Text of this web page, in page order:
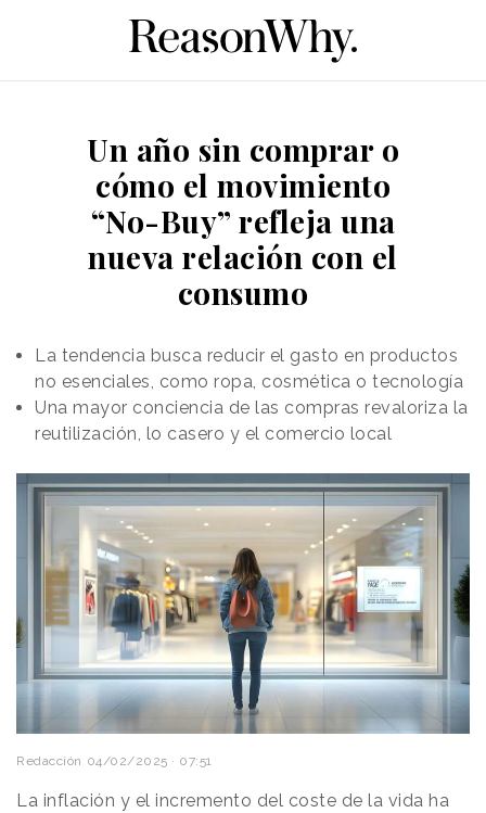
Un año sin comprar o
cómo el movimiento
“No-Buy” refleja una
nueva relación con el
consumo
La tendencia busca reducir el gasto en productos
no esenciales, como ropa, cosmética o tecnología
Una mayor conciencia de las compras revaloriza la
reutilización, lo casero y el comercio local
Redacción 04/02/2025 · 07:51
La inflación y el incremento del coste de la vida ha